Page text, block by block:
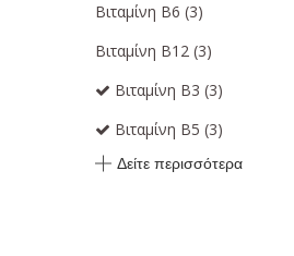
Βιταμίνη Β6 (3)
Βιταμίνη B12 (3)
Βιταμίνη Β3 (3)
Βιταμίνη B5 (3)
Δείτε περισσότερα